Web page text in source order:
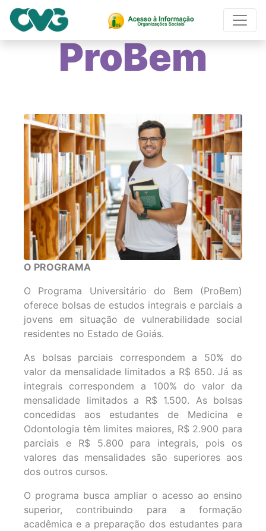
ProBem
O PROGRAMA
O Programa Universitário do Bem (ProBem)
oferece bolsas de estudos integrais e parciais a
jovens em situação de vulnerabilidade social
residentes no Estado de Goiás.
As bolsas parciais correspondem a 50% do
valor da mensalidade limitados a R$ 650. Já as
integrais correspondem a 100% do valor da
mensalidade limitados a R$ 1.500. As bolsas
concedidas aos estudantes de Medicina e
Odontologia têm limites maiores, R$ 2.900 para
parciais e R$ 5.800 para integrais, pois os
valores das mensalidades são superiores aos
dos outros cursos.
O programa busca ampliar o acesso ao ensino
superior, contribuindo para a formação
acadêmica e a preparação dos estudantes para